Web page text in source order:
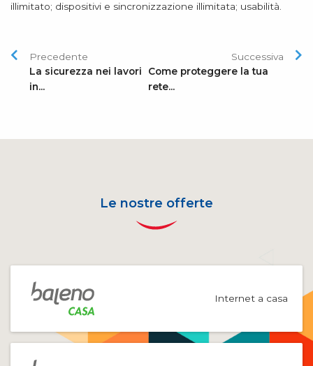
illimitato; dispositivi e sincronizzazione illimitata; usabilità.
Precedente
La sicurezza nei lavori
in...
Successiva
Come proteggere la tua
rete...
Le nostre offerte
Internet a casa